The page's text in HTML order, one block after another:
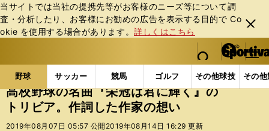
当サイトでは当社の提携先等がお客様のニーズ等について調
査・分析したり、お客様にお勧めの広告を表⽰する⽬的で Co
okie を使⽤する場合があります。詳しくはこちら
閉じ
る
web Sportiva (webスポルティーバ)
検索
マイペ
ー
ジ
メニュ
野球 サッカー 競馬 ゴルフ その他球技 その
b
ス
ポ
ル
野球の記事一覧 高校野球他 高校野球の名曲『栄冠
高校野球の名曲『栄冠は君に輝く』の
トリビア。作詞した作家の想い
2019年08月07日 05:57 公開 2019年08月14日 16:29 更新